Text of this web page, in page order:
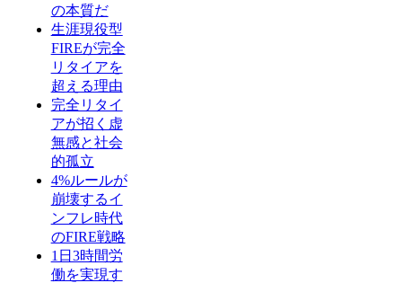
の本質だ
生涯現役型
FIREが完全
リタイアを
超える理由
完全リタイ
アが招く虚
無感と社会
的孤立
4%ルールが
崩壊するイ
ンフレ時代
のFIRE戦略
1日3時間労
働を実現す